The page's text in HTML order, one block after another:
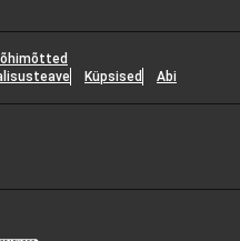
Küpsised Abi